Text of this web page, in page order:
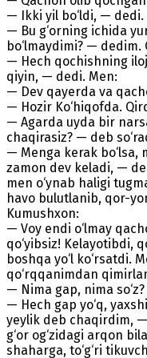
— Ikki yil bo‘ldi, — dedi.
— Bu g‘orning ichida
bo‘lmaydimi? — dedim.
— Hech qochishning
qiyin, — dedi. Men:
— Dev qayerda va
— Hozir Ko‘hiqofda.
— Agarda uyda bir
chaqirasiz? — deb
— Menga kerak bo‘lsa,
zamon dev keladi, —
men o‘ynab haligi
havo bulutlanib, qor-
Kumushxon:
— Voy endi o‘lmay
qo‘yibsiz! Kelayotibdi,
boshqa yo‘l ko‘rsatdi.
qo‘rqqanimdan
— Nima gap, nima
— Hech gap yo‘q,
yeylik deb chaqirdim,
g‘or og‘zidagi arqon
shaharga, to‘g‘ri